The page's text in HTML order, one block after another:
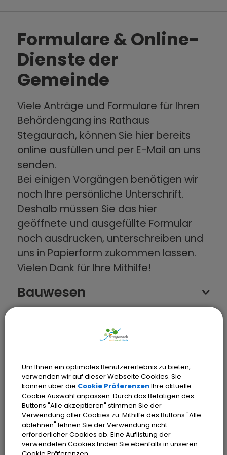
Formulare & Online-
Dienste der
Gemeinde
Viele Anträge und Formulare für Ihren
Behördengang ins Rathaus
Stegaurach, können Sie hier bereits
online ausfüllen und per E-Mail an uns
senden.
Bei einigen Vorgängen benötigen wir
noch Ihre persönliche Unterschrift.
Deshalb müssen Sie das hier
geöffnete und ausgefüllte Formular
noch ausdrucken, unterschreiben und
uns in Papierform zukommen lassen.
Vielen Dank für Ihre Mithilfe!
Bauwesen
Einwohnerwesen
Gewerbewesen
Öffentlichkeitsarbeit -
Vereine
Sicherheit und Ordnung
Um Ihnen ein optimales Benutzererlebnis zu bieten,
verwenden wir auf dieser Webseite Cookies. Sie
können über die Cookie PräferenzenIhre aktuelle
Cookie Auswahl anpassen. Durch das Betätigen des
Buttons "Alle akzeptieren" stimmen Sie der
Verwendung aller Cookies zu. Mithilfe des Buttons "Alle
ablehnen" lehnen Sie der Verwendung nicht
erforderlicher Cookies ab. Eine Auflistung der
verwendeten Cookies finden Sie ebenfalls in unseren